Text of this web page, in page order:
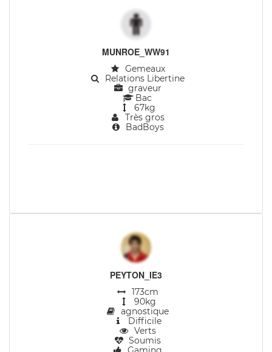
MUNROE_WW91
Gemeaux
Relations Libertine
graveur
Bac
67kg
Très gros
BadBoys
PEYTON_IE3
173cm
90kg
agnostique
Difficile
Verts
Soumis